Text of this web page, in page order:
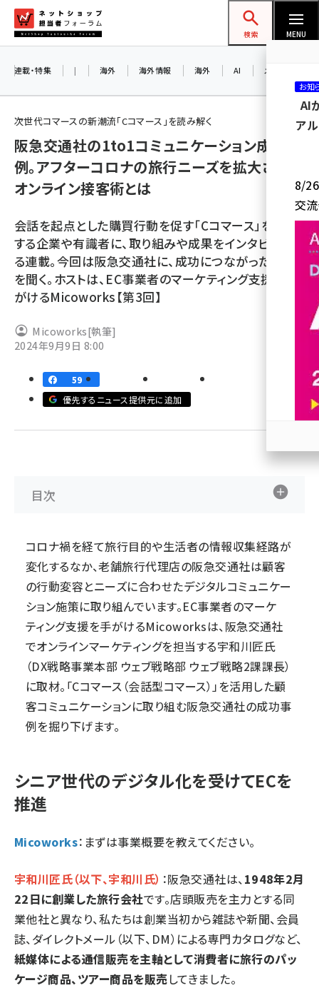
ン
ネットショップ担当者フォーラム
検索 MENU
amazon (2249)
yahoo (1901)
ecbeing (1207)
アスクル (1119)
base (1077)
revico (740)
連載・特集 | 海外 海外情報 海外 AI メタバース
次世代コマースの新潮流「Cコマース」を読み解く
阪急交通社の1to1コミュニケーション成功事
例。アフターコロナの旅行ニーズを拡大させる
オンライン接客術とは
会話を起点とした購買行動を促す「Cコマース」を展開
する企業や有識者に、取り組みや成果をインタビューす
る連載。今回は阪急交通社に、成功につながった施策
を聞く。ホストは、EC事業者のマーケティング支援を手
がけるMicoworks【第3回】
Micoworks[執筆]
2024年9月9日 8:00
59
優先するニュース提供元に追加
目次
コロナ禍を経て旅行目的や生活者の情報収集経路が
変化するなか、老舗旅行代理店の阪急交通社は顧客
の行動変容とニーズに合わせたデジタルコミュニケー
ション施策に取り組んでいます。EC事業者のマーケ
ティング支援を手がけるMicoworksは、阪急交通社
でオンラインマーケティングを担当する宇和川匠氏
（DX戦略事業本部 ウェブ戦略部 ウェブ戦略2課課長）
に取材。「Cコマース（会話型コマース）」を活用した顧
客コミュニケーションに取り組む阪急交通社の成功事
例を掘り下げます。
シニア世代のデジタル化を受けてECを
推進
Micoworks：まずは事業概要を教えてください。
宇和川匠氏（以下、宇和川氏） ：阪急交通社は、1948年2月
22日に創業した旅行会社です。店頭販売を主力とする同
業他社と異なり、私たちは創業当初から雑誌や新聞、会員
誌、ダイレクトメール（以下、DM）による専門カタログなど、
紙媒体による通信販売を主軸として消費者に旅行のパッ
ケージ商品、ツアー商品を販売してきました。
お知
AI
ア
8/26
交
参